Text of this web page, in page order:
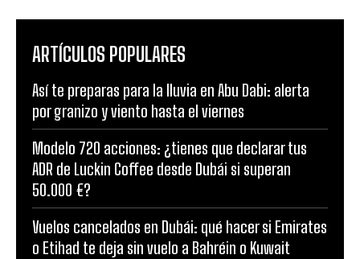
ARTÍCULOS POPULARES
Así te preparas para la lluvia en Abu Dabi: alerta
por granizo y viento hasta el viernes
Modelo 720 acciones: ¿tienes que declarar tus
ADR de Luckin Coffee desde Dubái si superan
50.000 €?
Vuelos cancelados en Dubái: qué hacer si Emirates
o Etihad te deja sin vuelo a Bahréin o Kuwait